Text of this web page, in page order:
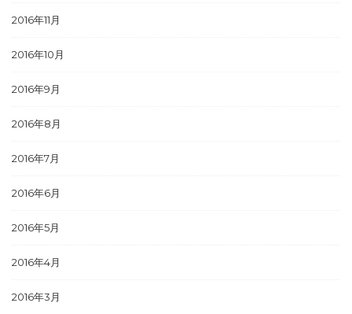
2016年11月
2016年10月
2016年9月
2016年8月
2016年7月
2016年6月
2016年5月
2016年4月
2016年3月